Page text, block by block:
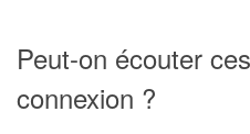
Peut-on écouter
connexion ?